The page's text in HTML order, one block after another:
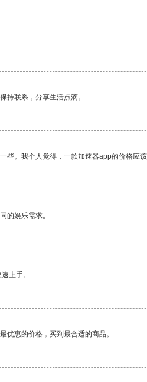
持联系，分享生活点滴。
些。我个人觉得，一款加速器app的价格应该
的娱乐需求。
上手。
优惠的价格，买到最合适的商品。